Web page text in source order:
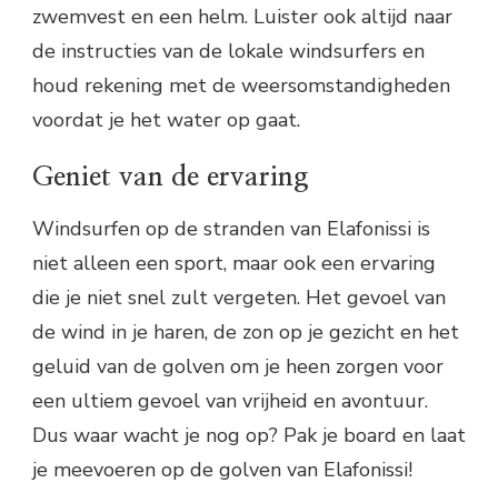
zwemvest en een helm. Luister ook altijd naar
de instructies van de lokale windsurfers en
houd rekening met de weersomstandigheden
voordat je het water op gaat.
Geniet van de ervaring
Windsurfen op de stranden van Elafonissi is
niet alleen een sport, maar ook een ervaring
die je niet snel zult vergeten. Het gevoel van
de wind in je haren, de zon op je gezicht en het
geluid van de golven om je heen zorgen voor
een ultiem gevoel van vrijheid en avontuur.
Dus waar wacht je nog op? Pak je board en laat
je meevoeren op de golven van Elafonissi!